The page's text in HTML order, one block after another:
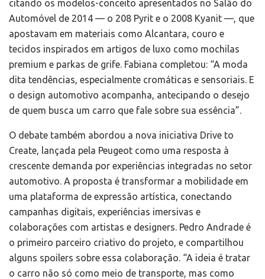
citando os modelos-conceito apresentados no Salão do
Automóvel de 2014 — o 208 Pyrit e o 2008 Kyanit —, que
apostavam em materiais como Alcantara, couro e
tecidos inspirados em artigos de luxo como mochilas
premium e parkas de grife. Fabiana completou: “A moda
dita tendências, especialmente cromáticas e sensoriais. E
o design automotivo acompanha, antecipando o desejo
de quem busca um carro que fale sobre sua essência”.
O debate também abordou a nova iniciativa Drive to
Create, lançada pela Peugeot como uma resposta à
crescente demanda por experiências integradas no setor
automotivo. A proposta é transformar a mobilidade em
uma plataforma de expressão artística, conectando
campanhas digitais, experiências imersivas e
colaborações com artistas e designers. Pedro Andrade é
o primeiro parceiro criativo do projeto, e compartilhou
alguns spoilers sobre essa colaboração. “A ideia é tratar
o carro não só como meio de transporte, mas como